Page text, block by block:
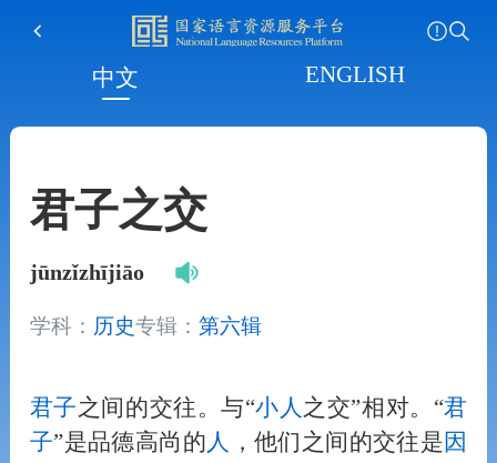
中文 ENGLISH
君子之交
jūnzǐzhījiāo
学科： 历史专辑： 第六辑
君子之间的交往。与“小 人 之交”相对。“君
子”是品德高尚的 人 ，他们之间的交往是 因